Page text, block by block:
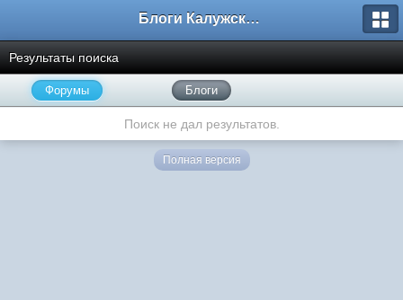
Блоги Калужского перекрестка
Результаты поиска
Форумы Блоги
Поиск не дал результатов.
Полная версия